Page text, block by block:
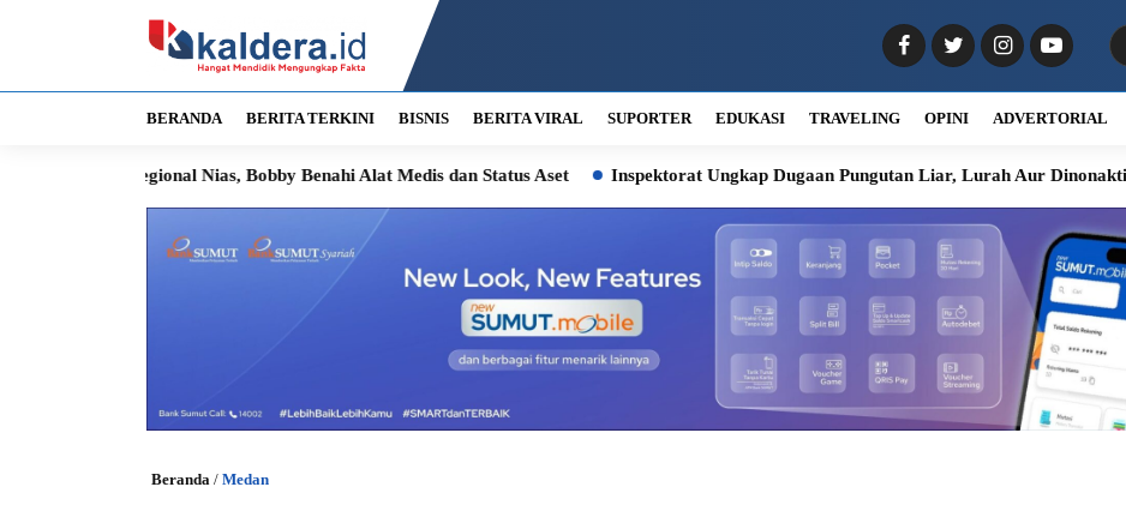
BERANDA BERITA TERKINI BISNIS BERITA VIRAL SUPORTER EDUKASI TRAVELING OPINI ADVERTORIAL
Nias, Bobby Benahi Alat Medis dan Status Aset Inspektorat Ungkap Dugaan Pungutan Liar, Lurah Aur Dinonaktifkan
Beranda / Medan